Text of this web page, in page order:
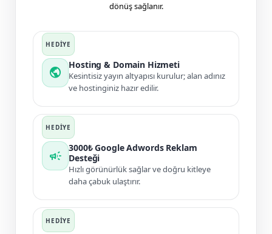
dönüş sağlanır.
public
Hosting & Domain Hizmeti
Kesintisiz yayın altyapısı kurulur; alan adınız
ve hostinginiz hazır edilir.
campaign
3000₺ Google Adwords Reklam
Desteği
Hızlı görünürlük sağlar ve doğru kitleye
daha çabuk ulaştırır.